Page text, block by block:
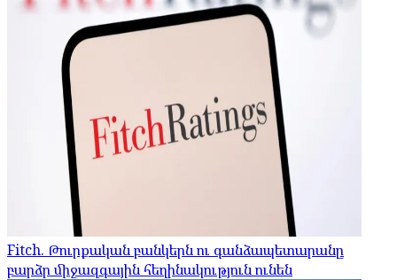
Fitch. Թուրքական բանկերն ու գանձապետարանը
բարձր միջազգային հեղինակություն ունեն